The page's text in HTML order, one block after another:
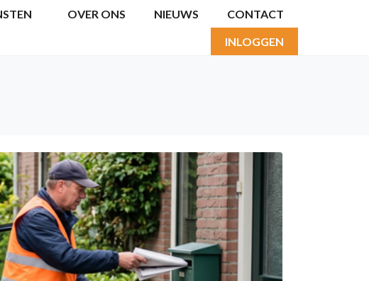
OVER ONS NIEUWS CONTACT
INLOGGEN